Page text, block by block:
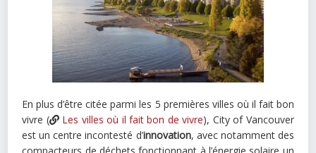
En plus d’être citée parmi les 5 premières villes où il fait bon
vivre (
Les villes où il fait bon de vivre), City of Vancouver
est un centre incontesté d’innovation, avec notamment des